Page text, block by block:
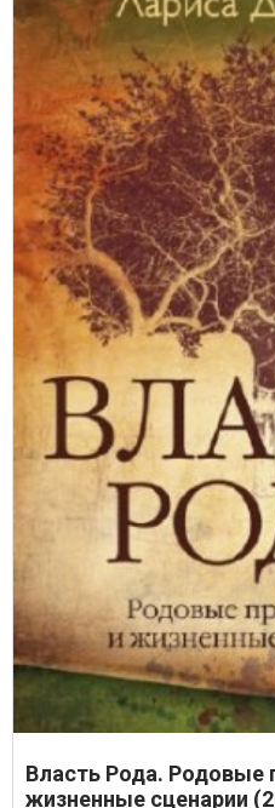
Власть Рода. Родовые
жизненные сценарии